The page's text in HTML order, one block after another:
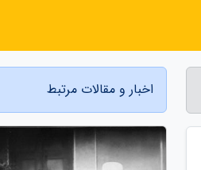
اخبار و مقالات مرتبط